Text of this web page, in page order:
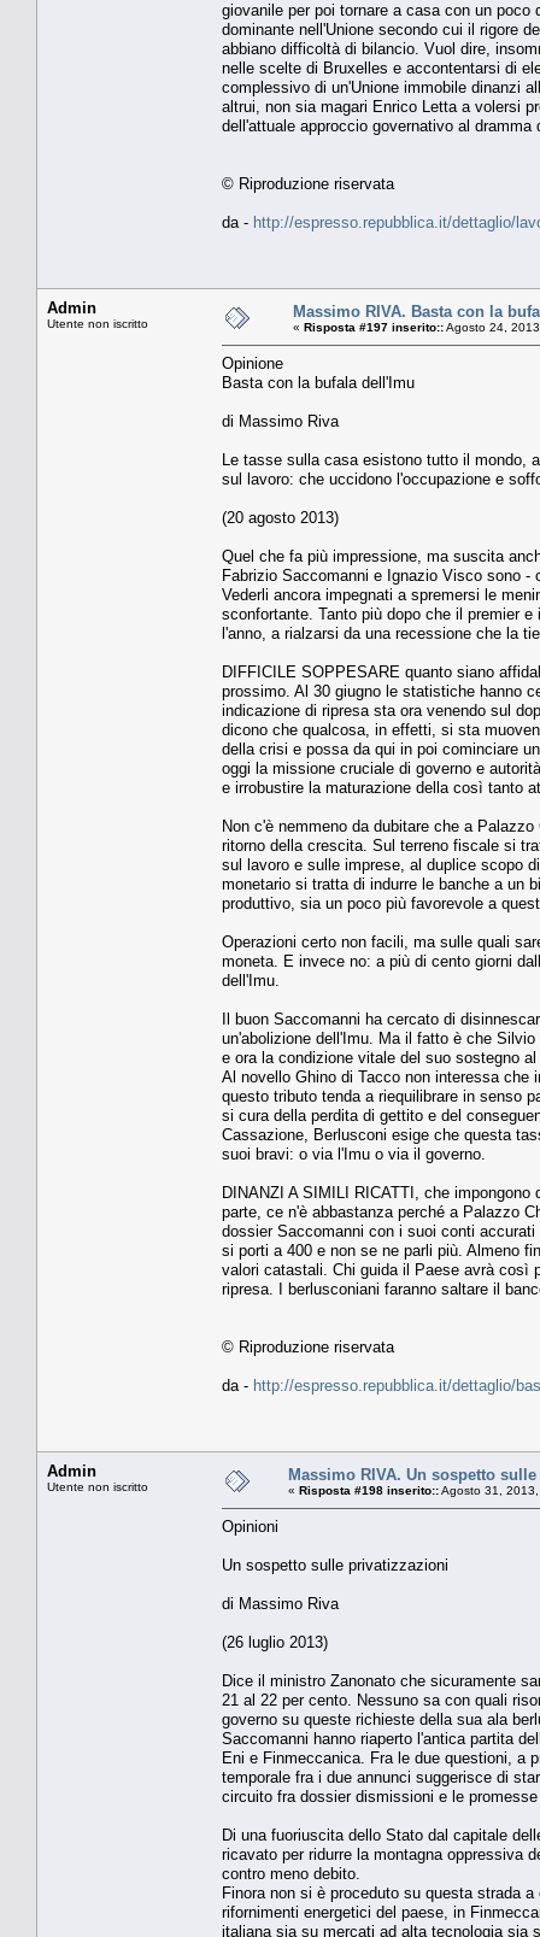
giovanile per poi tornare a casa con un
dominante nell'Unione secondo cui il rigore
abbiano difficoltà di bilancio. Vuol dire,
nelle scelte di Bruxelles e accontentarsi di
complessivo di un'Unione immobile dinanzi
altrui, non sia magari Enrico Letta a volersi
dell'attuale approccio governativo al dramma
© Riproduzione riservata
da - http://espresso.repubblica.it/dettaglio/
Admin
Utente non iscritto
Massimo RIVA. Basta con la
« Risposta #197 inserito::Agosto 24,
Opinione
Basta con la bufala dell'Imu
di Massimo Riva
Le tasse sulla casa esistono tutto il mondo,
sul lavoro: che uccidono l'occupazione e
(20 agosto 2013)
Quel che fa più impressione, ma suscita
Fabrizio Saccomanni e Ignazio Visco sono
Vederli ancora impegnati a spremersi le
sconfortante. Tanto più dopo che il premier
l'anno, a rialzarsi da una recessione che la
DIFFICILE SOPPESARE quanto siano
prossimo. Al 30 giugno le statistiche hanno
indicazione di ripresa sta ora venendo sul
dicono che qualcosa, in effetti, si sta
della crisi e possa da qui in poi cominciare
oggi la missione cruciale di governo e
e irrobustire la maturazione della così tanto
Non c'è nemmeno da dubitare che a
ritorno della crescita. Sul terreno fiscale si
sul lavoro e sulle imprese, al duplice scopo
monetario si tratta di indurre le banche a un
produttivo, sia un poco più favorevole a
Operazioni certo non facili, ma sulle quali
moneta. E invece no: a più di cento giorni
dell'Imu.
Il buon Saccomanni ha cercato di
un'abolizione dell'Imu. Ma il fatto è che
e ora la condizione vitale del suo sostegno
Al novello Ghino di Tacco non interessa
questo tributo tenda a riequilibrare in senso
si cura della perdita di gettito e del
Cassazione, Berlusconi esige che questa
suoi bravi: o via l'Imu o via il governo.
DINANZI A SIMILI RICATTI, che
parte, ce n'è abbastanza perché a Palazzo
dossier Saccomanni con i suoi conti
si porti a 400 e non se ne parli più. Almeno
valori catastali. Chi guida il Paese avrà così
ripresa. I berlusconiani faranno saltare il
© Riproduzione riservata
da - http://espresso.repubblica.it/dettaglio/
Admin
Utente non iscritto
Massimo RIVA. Un sospetto
« Risposta #198 inserito::Agosto 31,
Opinioni
Un sospetto sulle privatizzazioni
di Massimo Riva
(26 luglio 2013)
Dice il ministro Zanonato che sicuramente
21 al 22 per cento. Nessuno sa con quali
governo su queste richieste della sua ala
Saccomanni hanno riaperto l'antica partita
Eni e Finmeccanica. Fra le due questioni, a
temporale fra i due annunci suggerisce di
circuito fra dossier dismissioni e le
Di una fuoriuscita dello Stato dal capitale
ricavato per ridurre la montagna oppressiva
contro meno debito.
Finora non si è proceduto su questa strada
rifornimenti energetici del paese, in
italiana sia su mercati ad alta tecnologia sia